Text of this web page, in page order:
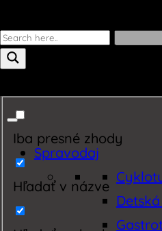
Iba presné zhody
Hľadať v názve
Spravodaj